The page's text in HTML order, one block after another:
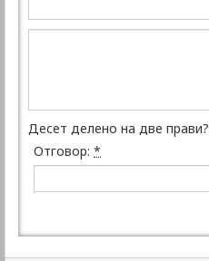
Десет делено на две прави?
Отговор: *